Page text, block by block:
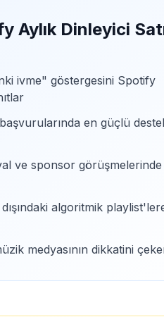
Aylık Dinleyici
ivme" göstergesini Spotify
en güçlü
ve sponsor
algoritmik
medyasının dikkatini